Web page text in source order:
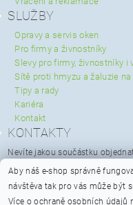
SLUŽBY
Opravy a servis oken
Pro firmy a živnostníky
Slevy pro firmy, živnostníky i
Sítě proti hmyzu a žaluzie
Tipy a rady
Kariéra
Kontakt
KONTAKTY
Nevíte jakou součástku
servis@spravaoken.cz
Aby náš e-shop správně
návštěva tak pro vás může být
Více o ochraně osobních údajů